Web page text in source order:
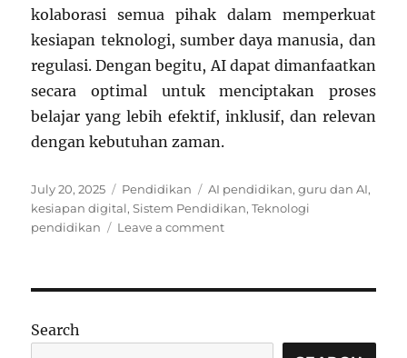
kolaborasi semua pihak dalam memperkuat
kesiapan teknologi, sumber daya manusia, dan
regulasi. Dengan begitu, AI dapat dimanfaatkan
secara optimal untuk menciptakan proses
belajar yang lebih efektif, inklusif, dan relevan
dengan kebutuhan zaman.
Posted
on
July 20, 2025 Categories
Pendidikan Tags
AI pendidikan,guru dan AI,
kesiapan digital,Sistem Pendidikan,Teknologi
pendidikan
Leave a commenton
Hadapi
Search